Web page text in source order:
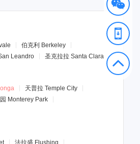
伯克利 Berkeley
Leandro 圣克拉拉 Santa Clara
天普拉 Temple City
Monterey Park
法拉盛 Flushing